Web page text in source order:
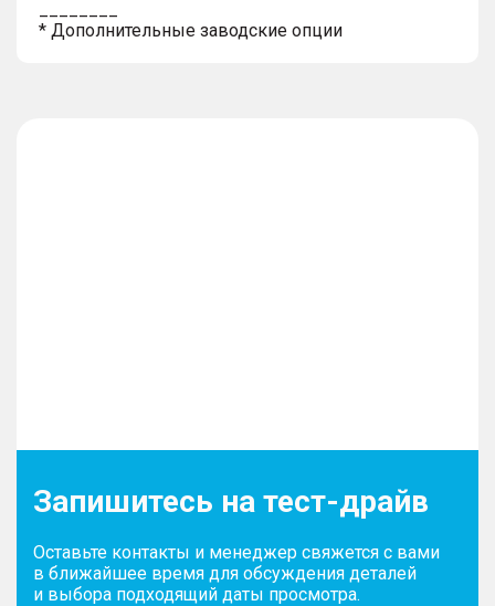
* Дополнительные заводские опции
Запишитесь на тест-драйв
Оставьте контакты и менеджер свяжется с вами
в ближайшее время для обсуждения деталей
и выбора подходящий даты просмотра.